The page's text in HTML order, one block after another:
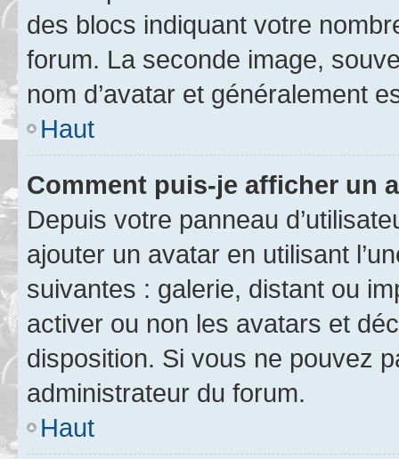
des blocs indiquant votre
forum. La seconde image,
nom d’avatar et généralement
Haut
Comment puis-je afficher un
Depuis votre panneau
ajouter un avatar en utilisant
suivantes : galerie, distant ou
activer ou non les avatars et
disposition. Si vous ne pouvez
administrateur du forum.
Haut